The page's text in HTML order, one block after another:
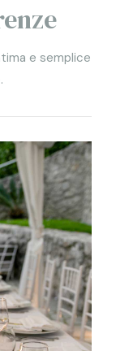
e semplice